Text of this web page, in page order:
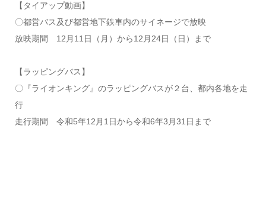
【タイアップ動画】
〇都営バス及び都営地下鉄車内のサイネージで放映
放映期間 12月11日（月）から12月24日（日）まで
【ラッピングバス】
〇『ライオンキング』のラッピングバスが２台、都内各地を走
行
走行期間 令和5年12月1日から令和6年3月31日まで